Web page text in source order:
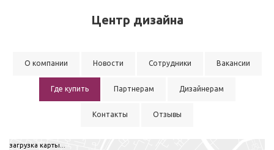
Центр дизайна
О компании Новости Сотрудники Вакансии
Где купить Партнерам Дизайнерам
Контакты Отзывы
загрузка карты...